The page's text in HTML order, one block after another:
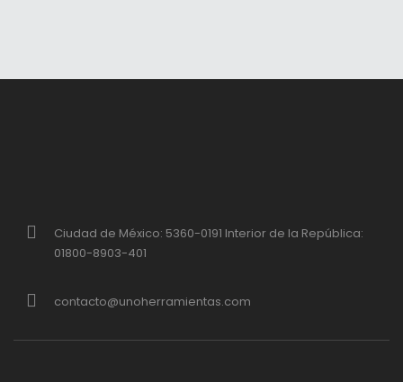
Ciudad de México: 5360-0191 Interior de la República:
01800-8903-401
contacto@unoherramientas.com